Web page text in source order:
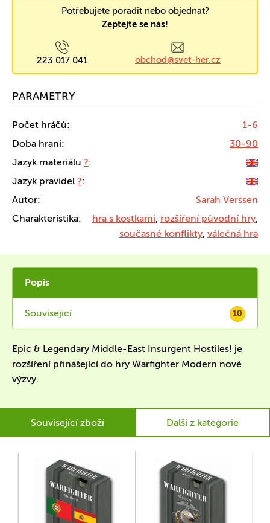
Potřebujete poradit nebo objednat?
Zeptejte se nás!
223 017 041 obchod@svet-her.cz
PARAMETRY
Počet hráčů:
1-6
Doba hraní:
30-90
Jazyk materiálu ?:
Jazyk pravidel ?:
Autor:
Sarah Verssen
Charakteristika:
hra s kostkami, rozšíření původní hry,
současné konflikty, válečná hra
Popis
Související 10
Epic & Legendary Middle-East Insurgent Hostiles! je
rozšíření přinášející do hry Warfighter Modern nové
výzvy.
Související zboží Další z kategorie